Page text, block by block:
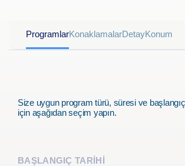
eğitim sunan üniversite, öğrencilere
odaklanma fırsatı sunmaktadır.
ProgramlarKonaklamalarDetayKonum
Size uygun program türü, süresi ve
için aşağıdan seçim yapın.
BAŞLANGIÇ TARİHİ